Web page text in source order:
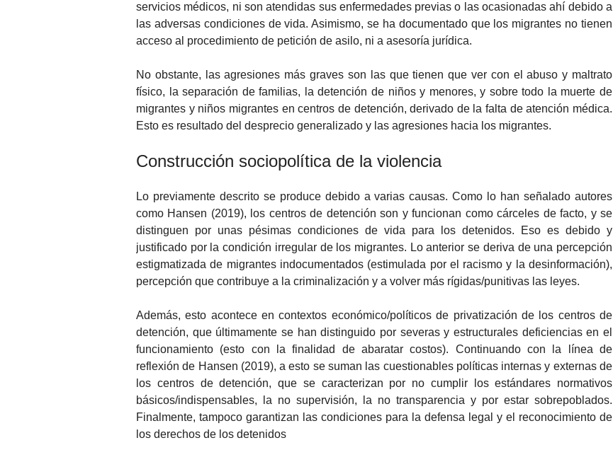
servicios médicos, ni son atendidas sus enfermedades previas o las ocasionadas ahí debido a
las adversas condiciones de vida. Asimismo, se ha documentado que los migrantes no tienen
acceso al procedimiento de petición de asilo, ni a asesoría jurídica.
No obstante, las agresiones más graves son las que tienen que ver con el abuso y maltrato
físico, la separación de familias, la detención de niños y menores, y sobre todo la muerte de
migrantes y niños migrantes en centros de detención, derivado de la falta de atención médica.
Esto es resultado del desprecio generalizado y las agresiones hacia los migrantes.
Construcción sociopolítica de la violencia
Lo previamente descrito se produce debido a varias causas. Como lo han señalado autores
como Hansen (2019), los centros de detención son y funcionan como cárceles de facto, y se
distinguen por unas pésimas condiciones de vida para los detenidos. Eso es debido y
justificado por la condición irregular de los migrantes. Lo anterior se deriva de una percepción
estigmatizada de migrantes indocumentados (estimulada por el racismo y la desinformación),
percepción que contribuye a la criminalización y a volver más rígidas/punitivas las leyes.
Además, esto acontece en contextos económico/políticos de privatización de los centros de
detención, que últimamente se han distinguido por severas y estructurales deficiencias en el
funcionamiento (esto con la finalidad de abaratar costos). Continuando con la línea de
reflexión de Hansen (2019), a esto se suman las cuestionables políticas internas y externas de
los centros de detención, que se caracterizan por no cumplir los estándares normativos
básicos/indispensables, la no supervisión, la no transparencia y por estar sobrepoblados.
Finalmente, tampoco garantizan las condiciones para la defensa legal y el reconocimiento de
los derechos de los detenidos